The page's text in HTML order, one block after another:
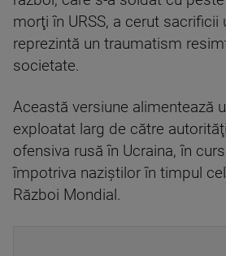
morţi în URSS, a cerut sacrificii
reprezintă un traumatism
societate.
Această versiune alimentează
exploatat larg de către
ofensiva rusă în Ucraina, în
împotriva naziştilor în timpul
Război Mondial.